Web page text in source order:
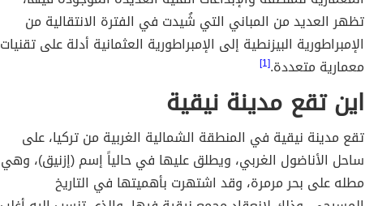
تظهر العديد من المباني التي شُيدت في الفترة الانتقالية من
الإمبراطورية البيزنطية إلى الإمبراطورية العثمانية أدلة على تقنيات
معمارية متعددة.[1]
اين تقع مدينة نيقية
تقع مدينة نيقية في المنطقة الشمالية الغربية من تركيا، على
ساحل الأناضول الغربي، ويطلق عليها في حالياً إسم (إزنيق)، وهي
مطله على بحر مرمرة، وقد اشتهرت بأهميتها في التاريخ